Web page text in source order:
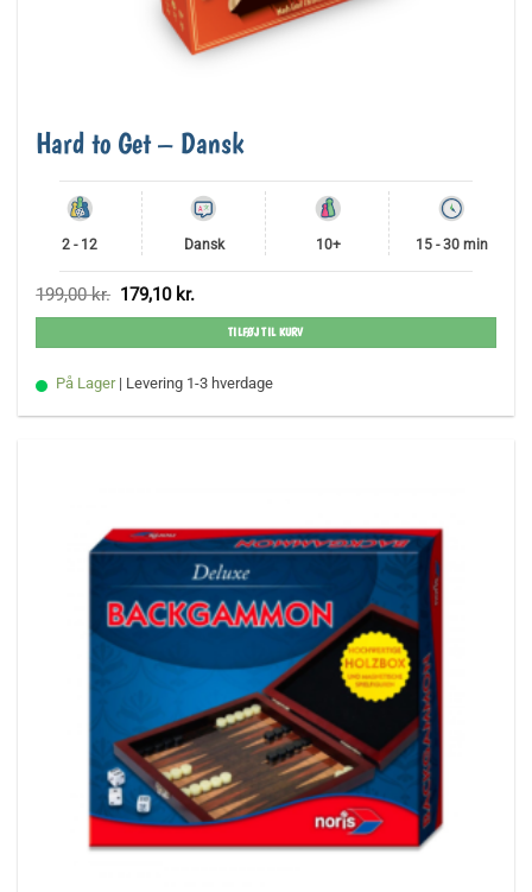
Hard to Get – Dansk
2 - 12 Dansk 10+ 15 - 30 min
199,00kr. Den
oprindelige
pris
199,00 kr..
179,10 kr.
aktuelle
pris
179,10 kr..
TILFØJ TIL KURV
På Lager | Levering 1-3 hverdage